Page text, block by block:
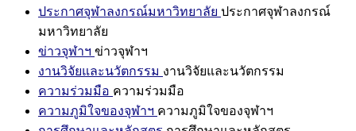
ประกาศจุฬาลงกรณ์มหาวิทยาลัย ประกาศจุฬาลงกรณ์
มหาวิทยาลัย
ข่าวจุฬาฯ ข่าวจุฬาฯ
งานวิจัยและนวัตกรรม งานวิจัยและนวัตกรรม
ความร่วมมือ ความร่วมมือ
ความภูมิใจของจุฬาฯ ความภูมิใจของจุฬาฯ